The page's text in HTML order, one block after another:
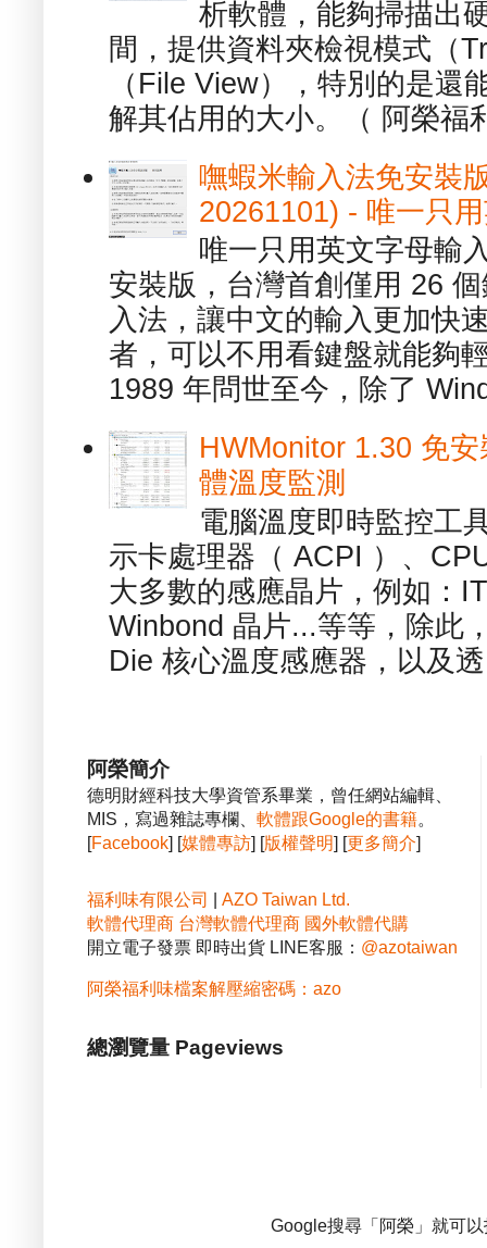
析軟體，能夠掃描出
間，提供資料夾檢視模式（
（File View），特別的是還
解其佔用的大小。（ 阿榮福
嘸蝦米輸入法免安裝
20261101) - 唯一只
唯一只用英文字母輸
安裝版，台灣首創僅用 26
入法，讓中文的輸入更加快
者，可以不用看鍵盤就能夠
1989 年問世至今，除了
HWMonitor 1.30 免
體溫度監測
電腦溫度即時監控工
示卡處理器（ ACPI ）、
大多數的感應晶片，例如：
Winbond 晶片...等等，除此
Die 核心溫度感應器，以及
阿榮簡介
德明財經科技大學資管系畢業，曾任網站編輯、
MIS，寫過雜誌專欄、 軟體跟Google的書籍。
[Facebook] [媒體專訪] [版權聲明] [更多簡介]
福利味有限公司
AZO Taiwan Ltd.
軟體代理商 台灣軟體代理商 國外軟體代購
開立電子發票 即時出貨 LINE客服： @azotaiwan
阿榮福利味檔案解壓縮密碼：azo
總瀏覽量 Pageviews
Google搜尋「阿榮」就可